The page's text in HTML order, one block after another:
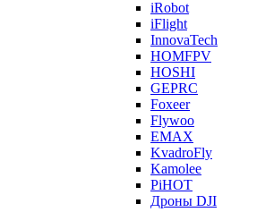
iRobot
iFlight
InnovaTech
HOMFPV
HOSHI
GEPRC
Foxeer
Flywoo
EMAX
KvadroFly
Kamolee
PiHOT
Дроны DJI